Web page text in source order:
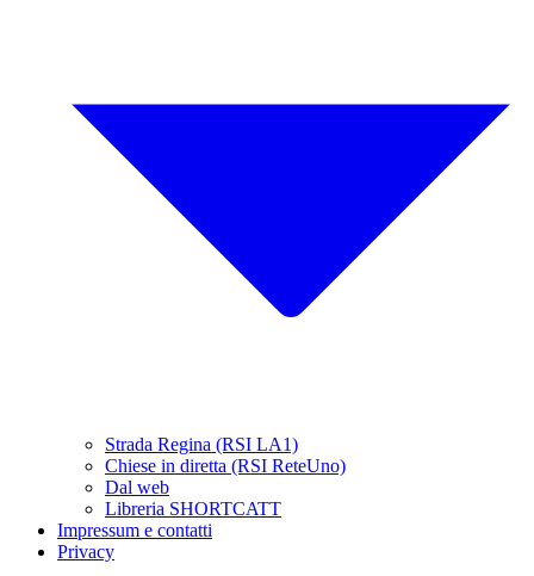
Strada Regina (RSI LA1)
Chiese in diretta (RSI ReteUno)
Dal web
Libreria SHORTCATT
Impressum e contatti
Privacy